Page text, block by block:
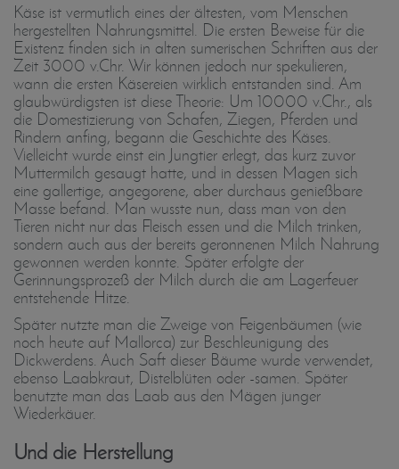
Käse ist vermutlich eines der ältesten, vom Menschen
hergestellten Nahrungsmittel. Die ersten Beweise für die
Existenz finden sich in alten sumerischen Schriften aus der
Zeit 3000 v.Chr. Wir können jedoch nur spekulieren,
wann die ersten Käsereien wirklich entstanden sind. Am
glaubwürdigsten ist diese Theorie: Um 10000 v.Chr., als
die Domestizierung von Schafen, Ziegen, Pferden und
Rindern anfing, begann die Geschichte des Käses.
Vielleicht wurde einst ein Jungtier erlegt, das kurz zuvor
Muttermilch gesaugt hatte, und in dessen Magen sich
eine gallertige, angegorene, aber durchaus genießbare
Masse befand. Man wusste nun, dass man von den
Tieren nicht nur das Fleisch essen und die Milch trinken,
sondern auch aus der bereits geronnenen Milch Nahrung
gewonnen werden konnte. Später erfolgte der
Gerinnungsprozeß der Milch durch die am Lagerfeuer
entstehende Hitze.
Später nutzte man die Zweige von Feigenbäumen (wie
noch heute auf Mallorca) zur Beschleunigung des
Dickwerdens. Auch Saft dieser Bäume wurde verwendet,
ebenso Laabkraut, Distelblüten oder -samen. Später
benutzte man das Laab aus den Mägen junger
Wiederkäuer.
Und die Herstellung